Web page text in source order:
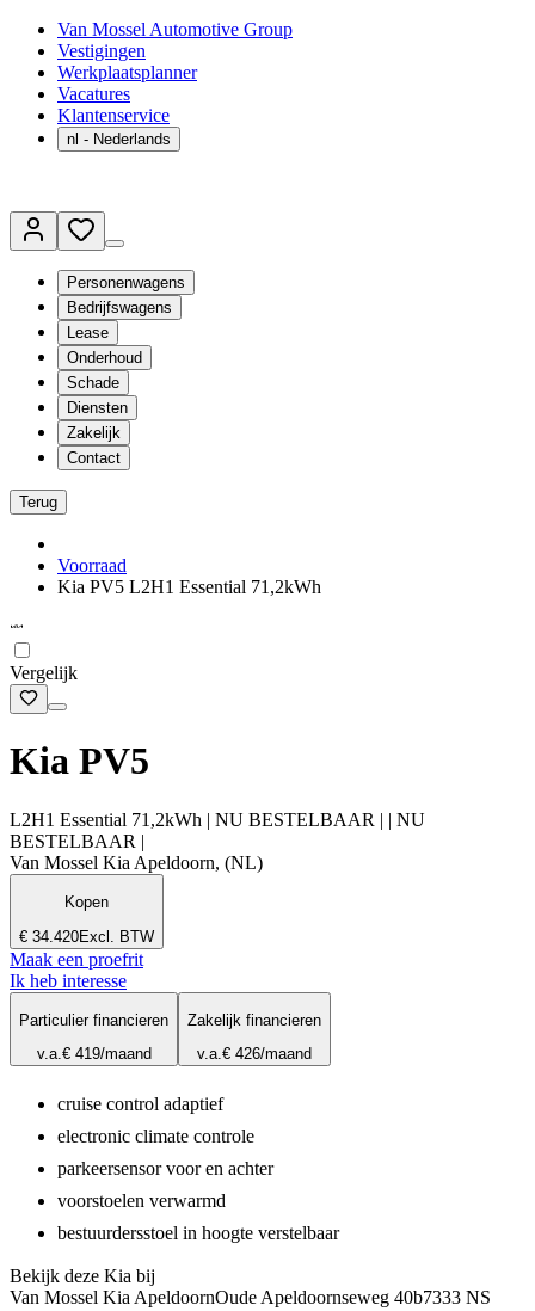
Van Mossel Automotive Group
Vestigingen
Werkplaatsplanner
Vacatures
Klantenservice
nl - Nederlands
Personenwagens
Bedrijfswagens
Lease
Onderhoud
Schade
Diensten
Zakelijk
Contact
Terug
Voorraad
Kia PV5 L2H1 Essential 71,2kWh
Vergelijk
Kia PV5
L2H1 Essential 71,2kWh | NU BESTELBAAR | | NU
BESTELBAAR |
Van Mossel Kia Apeldoorn, (NL)
Kopen
€ 34.420Excl. BTW
Maak een proefrit
Ik heb interesse
Particulier financieren
v.a.€ 419/maand
Zakelijk financieren
v.a.€ 426/maand
cruise control adaptief
electronic climate controle
parkeersensor voor en achter
voorstoelen verwarmd
bestuurdersstoel in hoogte verstelbaar
Bekijk deze Kia bij
Van Mossel Kia ApeldoornOude Apeldoornseweg 40b7333 NS